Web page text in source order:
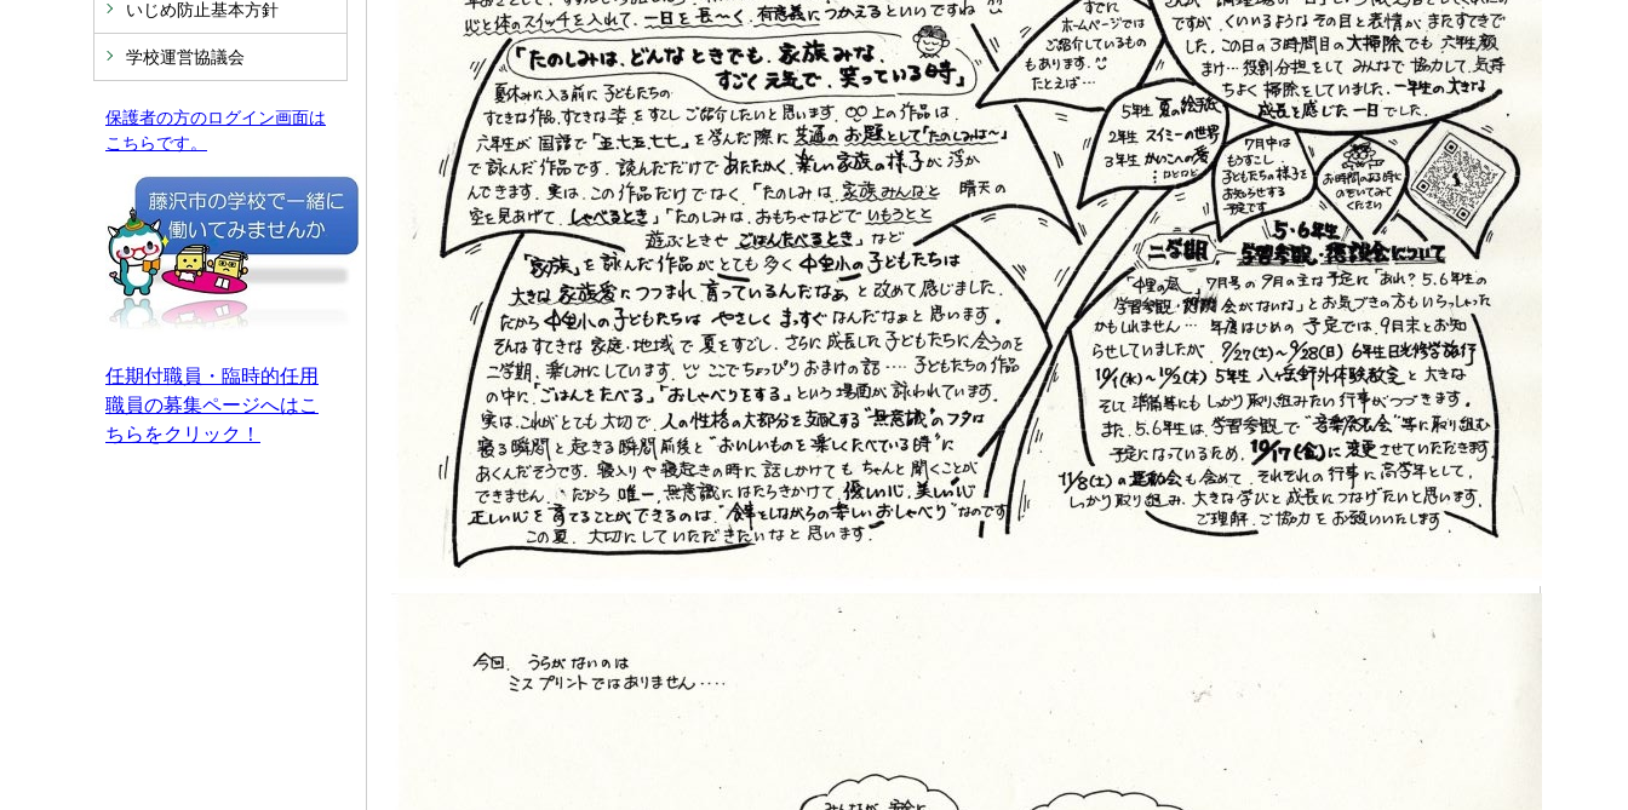
いじめ防止基本方針
学校運営協議会
保護者の方のログイン画面は
こちらです。
任期付職員・臨時的任用
職員の募集ページへはこ
ちらをクリック！